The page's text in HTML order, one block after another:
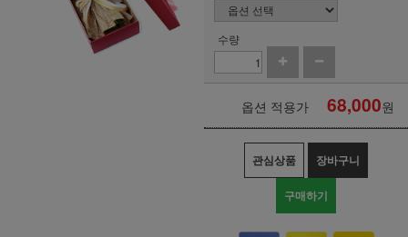
수량
옵션 적용가 68,000원
관심상품 장바구니
구매하기